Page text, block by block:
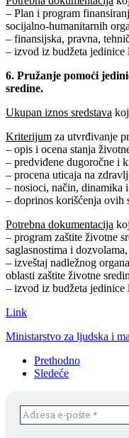
– Plan i program
socijalno-humanitarnih
– finansijska, pravna,
– izvod iz budžeta jedinice
6. Pružanje pomoći
sredine.
Ukupan iznos sredstava
Kriterijum za utvrđivanje
– opis i ocena stanja
– predviđene dugoročne i
– procena uticaja na
– nosioci, način, dinamika
– doprinos korišćenja ovih
Potrebna dokumentacija
– program zaštite životne
saglasnostima i
– izveštaj nadležnog
oblasti zaštite životne
– izvod iz budžeta jedinice
Link
Ministarstvo za ljudska i
Prethodno
Sledeće